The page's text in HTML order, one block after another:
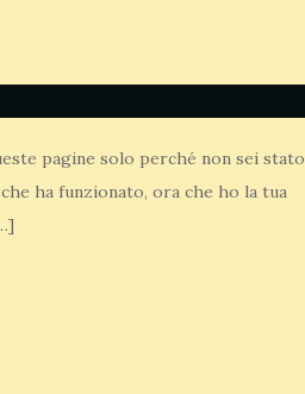
pagine solo perché non sei stato
ha funzionato, ora che ho la tua